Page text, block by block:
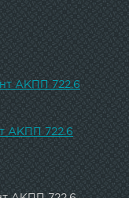
АКПП 722.6
АКПП 722.6